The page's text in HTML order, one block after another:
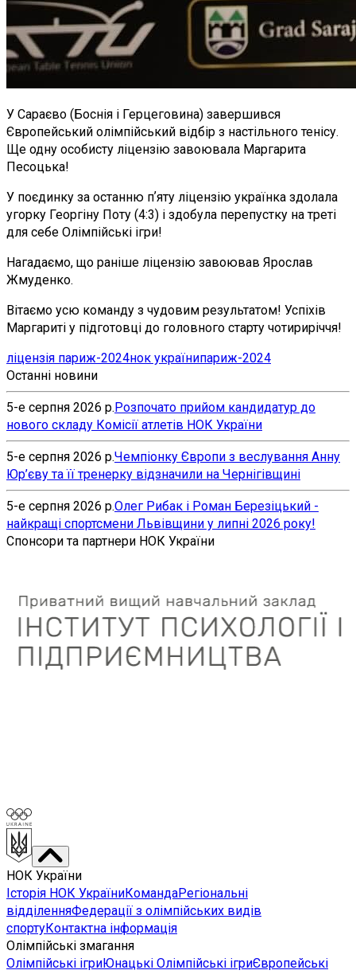
У Сараєво (Боснія і Герцеговина) завершився
Європейський олімпійський відбір з настільного тенісу.
Ще одну особисту ліцензію завоювала Маргарита
Песоцька!
У поєдинку за останню пʼяту ліцензію українка здолала
угорку Георгіну Поту (4:3) і здобула перепустку на треті
для себе Олімпійські ігри!
Нагадаємо, що раніше ліцензію завоював Ярослав
Жмуденко.
Вітаємо усю команду з чудовим результатом! Успіхів
Маргариті у підготовці до головного старту чотириріччя!
ліцензія париж-2024нок українипариж-2024
Останні новини
5-е серпня 2026 р.Розпочато прийом кандидатур до
нового складу Комісії атлетів НОК України
5-е серпня 2026 р.Чемпіонку Європи з веслування Анну
Юр’єву та її тренерку відзначили на Чернігівщині
5-е серпня 2026 р.Олег Рибак і Роман Березіцький -
найкращі спортсмени Львівщини у липні 2026 року!
Спонсори та партнери НОК України
НОК України
Історія НОК УкраїниКомандаРегіональні
відділенняФедерації з олімпійських видів
спортуКонтактна інформація
Олімпійські змагання
Олімпійські ігриЮнацькі Олімпійські ігриЄвропейські